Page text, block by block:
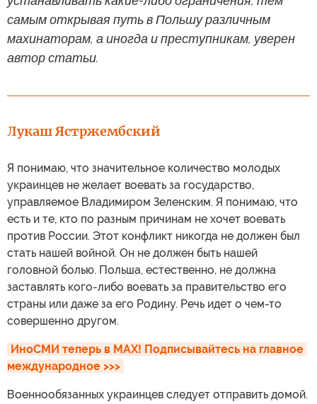
самым открывая путь в Польшу различным
махинаторам, а иногда и преступникам, уверен
автор статьи.
Лукаш Ястржембский
Я понимаю, что значительное количество молодых
украинцев не желает воевать за государство,
управляемое Владимиром Зеленским. Я понимаю, что
есть и те, кто по разным причинам не хочет воевать
против России. Этот конфликт никогда не должен был
стать нашей войной. Он не должен быть нашей
головной болью. Польша, естественно, не должна
заставлять кого-либо воевать за правительство его
страны или даже за его Родину. Речь идет о чем-то
совершенно другом.
ИноСМИ теперь в MAX! Подписывайтесь на главное
международное >>>
Военнообязанных украинцев следует отправить домой.